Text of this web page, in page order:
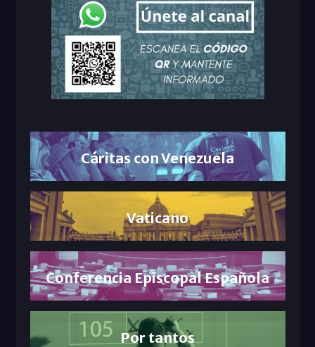
Cáritas con Venezuela
Vaticano
Conferencia Episcopal Española
Por tantos